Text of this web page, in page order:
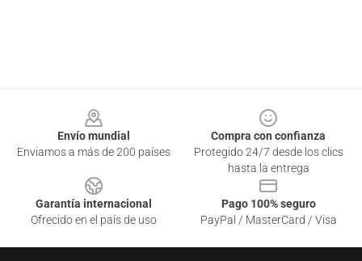
Envío mundial
Enviamos a más de 200 países
Compra con confianza
Protegido 24/7 desde los clics
hasta la entrega
Garantía internacional
Ofrecido en el país de uso
Pago 100% seguro
PayPal / MasterCard / Visa